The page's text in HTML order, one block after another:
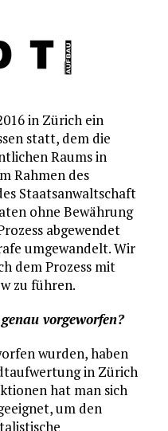
in Zürich ein
statt, dem die
Raums in
Rahmen des
Staatsanwaltschaft
ohne Bewährung
abgewendet
umgewandelt. Wir
dem Prozess mit
zu führen.
vorgeworfen?
wurden, haben
in Zürich
hat man sich
um den